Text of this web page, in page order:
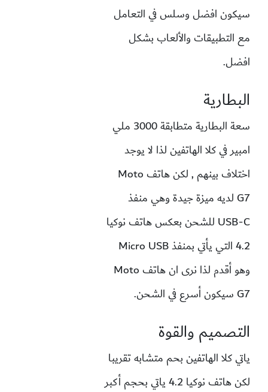
سيكون افضل وسلس في التعامل
مع التطبيقات والألعاب بشكل
افضل.
البطارية
سعة البطارية متطابقة 3000 ملي
امبير في كلا الهاتفين لذا لا يوجد
اختلاف بينهم , لكن هاتف Moto
G7 لديه ميزة جيدة وهي منفذ
USB-C للشحن بعكس هاتف نوكيا
4.2 التي يأتي بمنفذ Micro USB
وهو أقدم لذا نرى ان هاتف Moto
G7 سيكون أسرع في الشحن.
التصميم والقوة
ياتي كلا الهاتفين بحم متشابه تقريبا
لكن هاتف نوكيا 4.2 ياتي بحجم أكبر